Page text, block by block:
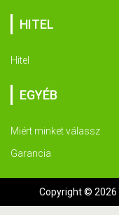
HITEL
Hitel
EGYÉB
Miért minket válassz
Garancia
Copyright © 2026